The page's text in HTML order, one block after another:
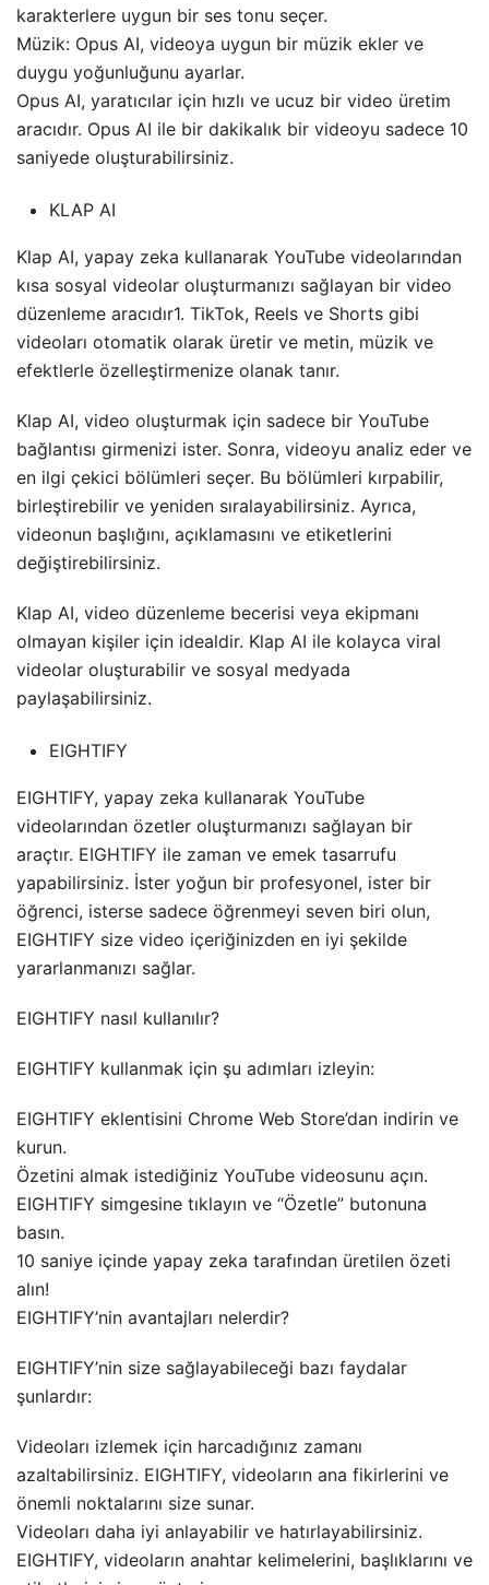
karakterlere uygun bir ses tonu seçer.
Müzik: Opus AI, videoya uygun bir müzik ekler ve
duygu yoğunluğunu ayarlar.
Opus AI, yaratıcılar için hızlı ve ucuz bir video üretim
aracıdır. Opus AI ile bir dakikalık bir videoyu sadece 10
saniyede oluşturabilirsiniz.
KLAP AI
Klap AI, yapay zeka kullanarak YouTube videolarından
kısa sosyal videolar oluşturmanızı sağlayan bir video
düzenleme aracıdır1. TikTok, Reels ve Shorts gibi
videoları otomatik olarak üretir ve metin, müzik ve
efektlerle özelleştirmenize olanak tanır.
Klap AI, video oluşturmak için sadece bir YouTube
bağlantısı girmenizi ister. Sonra, videoyu analiz eder ve
en ilgi çekici bölümleri seçer. Bu bölümleri kırpabilir,
birleştirebilir ve yeniden sıralayabilirsiniz. Ayrıca,
videonun başlığını, açıklamasını ve etiketlerini
değiştirebilirsiniz.
Klap AI, video düzenleme becerisi veya ekipmanı
olmayan kişiler için idealdir. Klap AI ile kolayca viral
videolar oluşturabilir ve sosyal medyada
paylaşabilirsiniz.
EIGHTIFY
EIGHTIFY, yapay zeka kullanarak YouTube
videolarından özetler oluşturmanızı sağlayan bir
araçtır. EIGHTIFY ile zaman ve emek tasarrufu
yapabilirsiniz. İster yoğun bir profesyonel, ister bir
öğrenci, isterse sadece öğrenmeyi seven biri olun,
EIGHTIFY size video içeriğinizden en iyi şekilde
yararlanmanızı sağlar.
EIGHTIFY nasıl kullanılır?
EIGHTIFY kullanmak için şu adımları izleyin:
EIGHTIFY eklentisini Chrome Web Store’dan indirin ve
kurun.
Özetini almak istediğiniz YouTube videosunu açın.
EIGHTIFY simgesine tıklayın ve “Özetle” butonuna
basın.
10 saniye içinde yapay zeka tarafından üretilen özeti
alın!
EIGHTIFY’nin avantajları nelerdir?
EIGHTIFY’nin size sağlayabileceği bazı faydalar
şunlardır:
Videoları izlemek için harcadığınız zamanı
azaltabilirsiniz. EIGHTIFY, videoların ana fikirlerini ve
önemli noktalarını size sunar.
Videoları daha iyi anlayabilir ve hatırlayabilirsiniz.
EIGHTIFY, videoların anahtar kelimelerini, başlıklarını ve